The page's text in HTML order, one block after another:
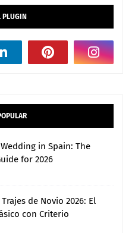
PLUGIN
in Spain: The
for 2026
de Novio 2026: El
con Criterio